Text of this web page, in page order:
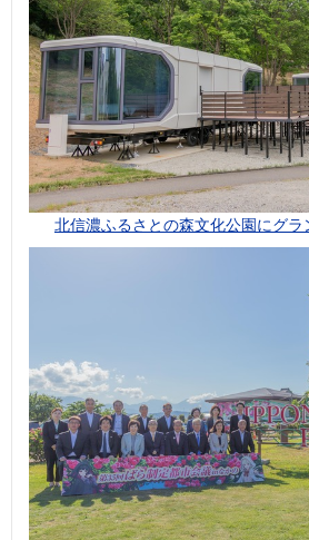
北信濃ふるさとの森文化公園にグラ